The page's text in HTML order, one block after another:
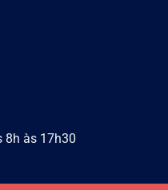
8h às 17h30